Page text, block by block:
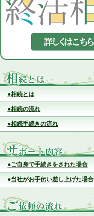
●相続とは
●相続の流れ
●相続手続きの流れ
●ご自身で手続きをされた場合
●当社がお手伝い差し上げた場合